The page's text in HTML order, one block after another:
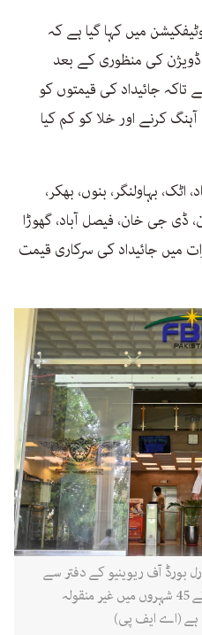
میں کہا گیا ہے کہ
ڈویژن کی منظوری کے بعد
تاکہ جائیداد کی قیمتوں کو
کرنے اور خلا کو کم کیا
بہاولنگر، بنوں، بھکر،
ڈی جی خان، فیصل آباد، گھوڑا
میں جائیداد کی سرکاری قیمت
2024 کو فیڈرل بورڈ آف ریوینیو کے دفتر سے
باہر نکل رہا ہے۔ ادارے نے ملک کے 45 شہروں میں غیر منقولہ
ہے (اے ایف پی)